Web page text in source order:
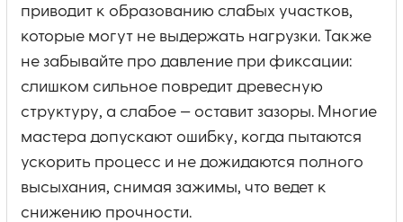
приводит к образованию слабых участков,
которые могут не выдержать нагрузки. Также
не забывайте про давление при фиксации:
слишком сильное повредит древесную
структуру, а слабое — оставит зазоры. Многие
мастера допускают ошибку, когда пытаются
ускорить процесс и не дожидаются полного
высыхания, снимая зажимы, что ведет к
снижению прочности.